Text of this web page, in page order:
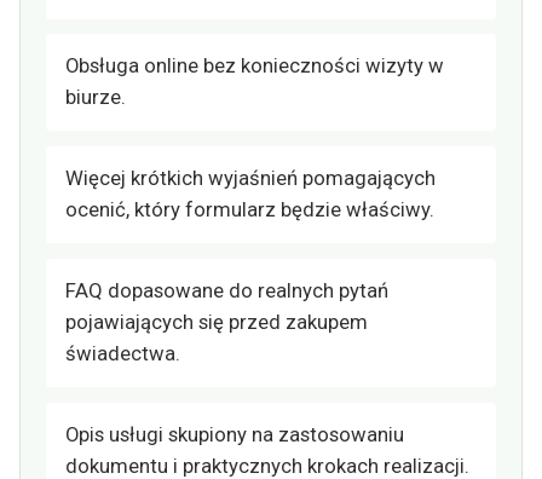
Obsługa online bez konieczności wizyty w
biurze.
Więcej krótkich wyjaśnień pomagających
ocenić, który formularz będzie właściwy.
FAQ dopasowane do realnych pytań
pojawiających się przed zakupem
świadectwa.
Opis usługi skupiony na zastosowaniu
dokumentu i praktycznych krokach realizacji.